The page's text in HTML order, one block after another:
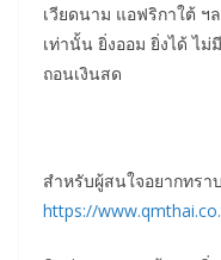
เวียดนาม แอฟริกาใต้ ฯ
เท่านั้น ยิ่งออม ยิ่งได้ ไ
ถอนเงินสด
สำหรับผู้สนใจอยากทรา
https://